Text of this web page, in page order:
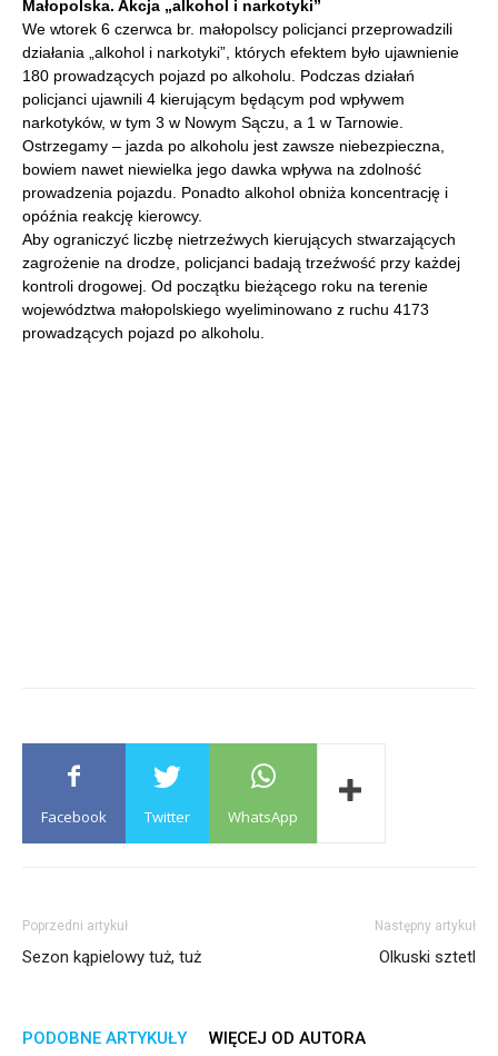
Małopolska. Akcja „alkohol i narkotyki”
We wtorek 6 czerwca br. małopolscy policjanci przeprowadzili
działania „alkohol i narkotyki”, których efektem było ujawnienie
180 prowadzących pojazd po alkoholu. Podczas działań
policjanci ujawnili 4 kierującym będącym pod wpływem
narkotyków, w tym 3 w Nowym Sączu, a 1 w Tarnowie.
Ostrzegamy – jazda po alkoholu jest zawsze niebezpieczna,
bowiem nawet niewielka jego dawka wpływa na zdolność
prowadzenia pojazdu. Ponadto alkohol obniża koncentrację i
opóźnia reakcję kierowcy.
Aby ograniczyć liczbę nietrzeźwych kierujących stwarzających
zagrożenie na drodze, policjanci badają trzeźwość przy każdej
kontroli drogowej. Od początku bieżącego roku na terenie
województwa małopolskiego wyeliminowano z ruchu 4173
prowadzących pojazd po alkoholu.
Facebook Twitter WhatsApp
Poprzedni artykuł
Sezon kąpielowy tuż, tuż
Następny artykuł
Olkuski sztetl
PODOBNE ARTYKUŁY WIĘCEJ OD AUTORA